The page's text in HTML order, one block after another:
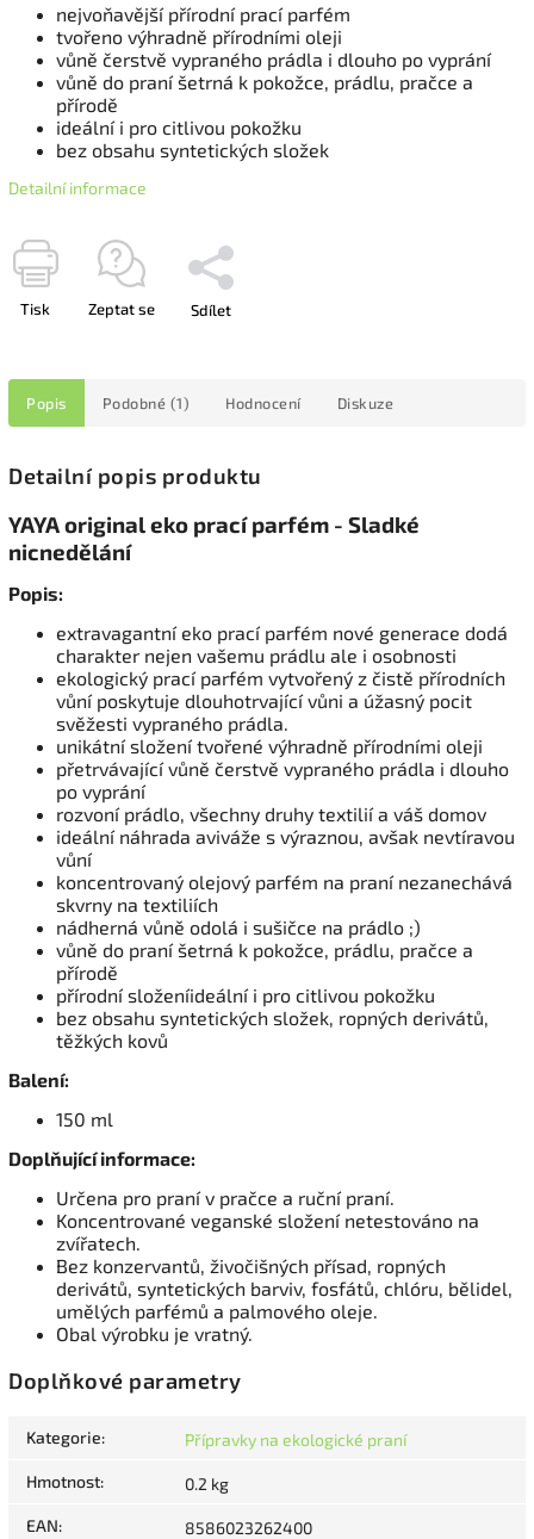
nejvoňavější přírodní prací parfém
tvořeno výhradně přírodními oleji
vůně čerstvě vypraného prádla i dlouho po vyprání
vůně do praní šetrná k pokožce, prádlu, pračce a
přírodě
ideální i pro citlivou pokožku
bez obsahu syntetických složek
Detailní informace
Tisk Zeptat se Sdílet
Popis Podobné (1) Hodnocení Diskuze
Detailní popis produktu
YAYA original eko prací parfém - Sladké
nicnedělání
Popis:
extravagantní eko prací parfém nové generace dodá
charakter nejen vašemu prádlu ale i osobnosti
ekologický prací parfém vytvořený z čistě přírodních
vůní poskytuje dlouhotrvající vůni a úžasný pocit
svěžesti vypraného prádla.
unikátní složení tvořené výhradně přírodními oleji
přetrvávající vůně čerstvě vypraného prádla i dlouho
po vyprání
rozvoní prádlo, všechny druhy textilií a váš domov
ideální náhrada aviváže s výraznou, avšak nevtíravou
vůní
koncentrovaný olejový parfém na praní nezanechává
skvrny na textiliích
nádherná vůně odolá i sušičce na prádlo ;)
vůně do praní šetrná k pokožce, prádlu, pračce a
přírodě
přírodní složeníideální i pro citlivou pokožku
bez obsahu syntetických složek, ropných derivátů,
těžkých kovů
Balení:
150 ml
Doplňující informace:
Určena pro praní v pračce a ruční praní.
Koncentrované veganské složení netestováno na
zvířatech.
Bez konzervantů, živočišných přísad, ropných
derivátů, syntetických barviv, fosfátů, chlóru, bělidel,
umělých parfémů a palmového oleje.
Obal výrobku je vratný.
Doplňkové parametry
Kategorie: Přípravky na ekologické praní
Hmotnost: 0.2 kg
EAN: 8586023262400